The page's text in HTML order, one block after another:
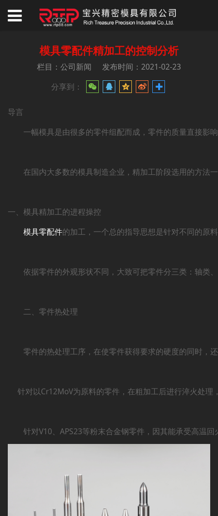
模具零配件精加工的控制分析
栏目：公司新闻
发布时间：2021-02-23
分享到：
导言
一幅模具是由很多的零件组配而成，零件的质量直接影
在国内大多数的模具制造企业，精加工阶段选用的方法一
一、模具精加工的进程操控
模具零配件的加工，一个总的指导思想是针对不同的原
依据零件的外观形状不同，大致可把零件分三类：轴
二、零件热处理
零件的热处理工序，在使零件获得要求的硬度的同时，还
针对以Cr12MoV为原料的零件，在粗加工后进行淬火处理
针对V10、APS23等粉末合金钢零件，因其能承受高温回